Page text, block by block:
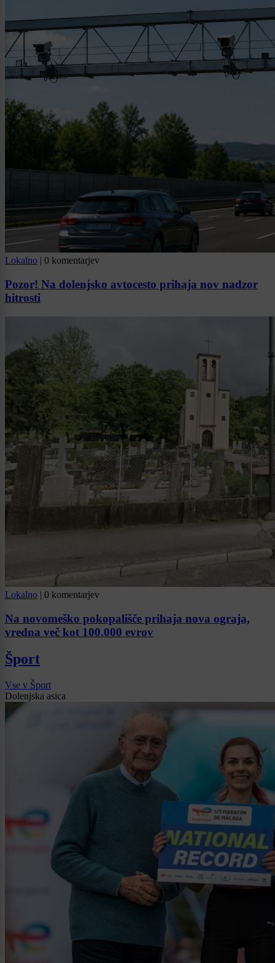
Lokalno | 0 komentarjev
Pozor! Na dolenjsko avtocesto prihaja nov nadzor
hitrosti
Lokalno | 0 komentarjev
Na novomeško pokopališče prihaja nova ograja,
vredna več kot 100.000 evrov
Šport
Vse v Šport
Dolenjska asica